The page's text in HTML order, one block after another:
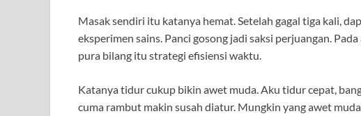
Masak sendiri itu katanya hemat. Setelah gagal tiga kali,
eksperimen sains. Panci gosong jadi saksi perjuangan.
pura bilang itu strategi efisiensi waktu.
Katanya tidur cukup bikin awet muda. Aku tidur cepat,
cuma rambut makin susah diatur. Mungkin yang awet